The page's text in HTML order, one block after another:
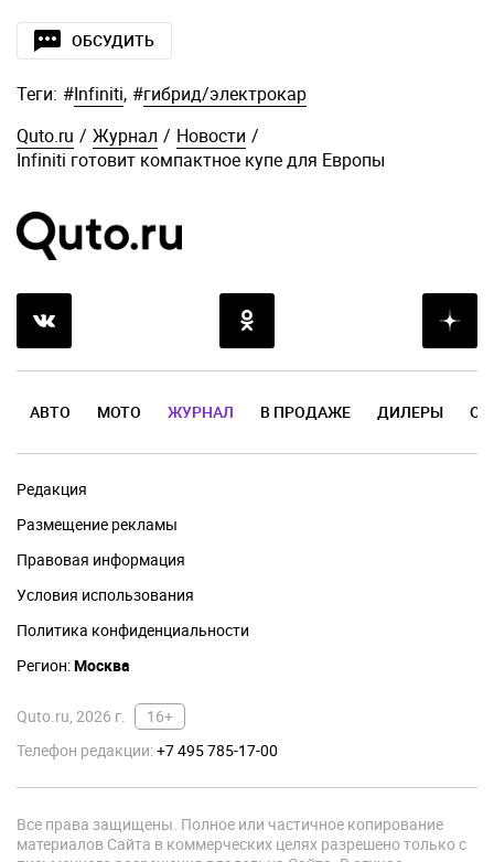
ОБСУДИТЬ
Теги: #Infiniti, #гибрид/электрокар
Quto.ru / Журнал / Новости /
Infiniti готовит компактное купе для Европы
АВТО МОТО ЖУРНАЛ В ПРОДАЖЕ ДИЛЕРЫ
Редакция
Размещение рекламы
Правовая информация
Условия использования
Политика конфиденциальности
Регион:Москва
Quto.ru, 2026 г.
16+
Телефон редакции:+7 495 785-17-00
Все права защищены. Полное или частичное копирование
материалов Сайта в коммерческих целях разрешено только с